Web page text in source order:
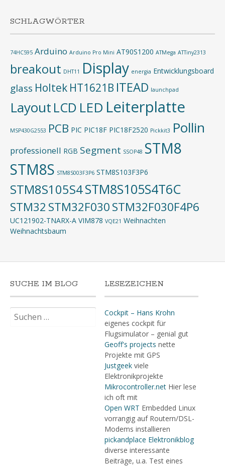
SCHLAGWÖRTER
74HC595 Arduino Arduino Pro Mini AT90S1200 ATMega ATTiny2313
breakout DHT11 Display energia Entwicklungsboard
glass Holtek HT1621B ITEAD launchpad
Layout LCD LED Leiterplatte
MSP430G2553 PCB PIC PIC18F PIC18F2520 Pickkit3 Pollin
professionell RGB Segment SSOP48 STM8
STM8S STM8S003F3P6 STM8S103F3P6
STM8S105S4STM8S105S4T6C
STM32 STM32F030STM32F030F4P6
UC121902-TNARX-A VIM878 VQE21 Weihnachten
Weihnachtsbaum
SUCHE IM BLOG
nach:
LESEZEICHEN
Cockpit – Hans Krohn
eigenes cockpit für
Flugsimulator – genial gut
Geoff's projects nette
Projekte mit GPS
Justgeekviele
Elektronikprojekte
Mikrocontroller.netHier lese
ich oft mit
Open WRT Embedded Linux
vorrangig auf Routern/DSL-
Modems installieren
pickandplace Elektronikblog
diverse interessante
Beiträge, u.a. Test eines